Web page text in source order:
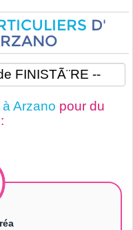
D'
Arzano pour du